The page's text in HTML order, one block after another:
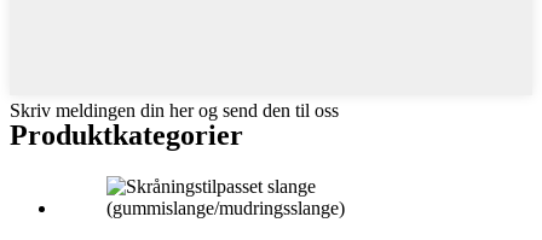
Skriv meldingen din her og send den til oss
Produktkategorier